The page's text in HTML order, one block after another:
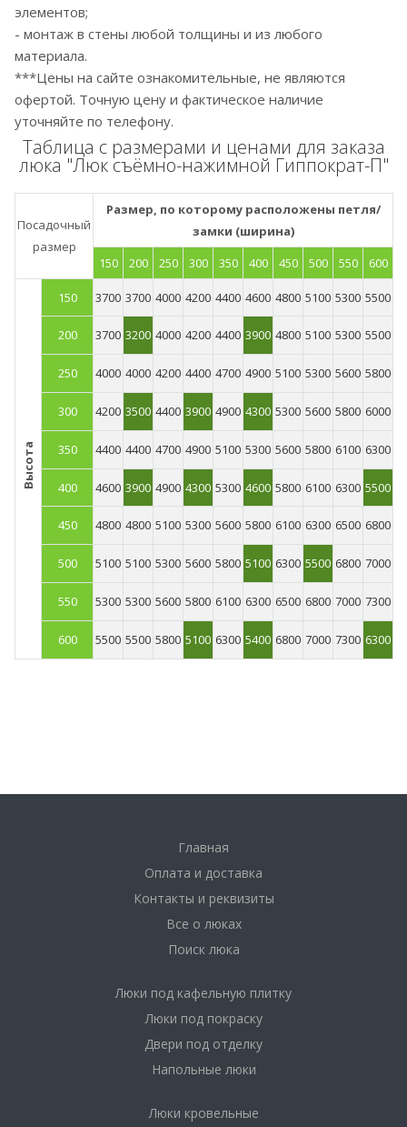
элементов;
- монтаж в стены любой толщины и из любого
материала.
***Цены на сайте ознакомительные, не являются
офертой. Точную цену и фактическое наличие
уточняйте по телефону.
Таблица с размерами и ценами для заказа
люка "Люк съёмно-нажимной Гиппократ-П"
Посадочный
размер
Размер, по которому расположены петля/
замки (ширина)
150
200 250 300 350 400 450 500 550 600
Высота
150 3700 3700 4000 4200 4400 4600 4800 5100 5300 5500
200 3700 3200 4000 4200 4400 3900 4800 5100 5300 5500
250 4000 4000 4200 4400 4700 4900 5100 5300 5600 5800
300 4200 3500 4400 3900 4900 4300 5300 5600 5800 6000
350 4400 4400 4700 4900 5100 5300 5600 5800 6100 6300
400 4600 3900 4900 4300 5300 4600 5800 6100 6300 5500
450 4800 4800 5100 5300 5600 5800 6100 6300 6500 6800
500 5100 5100 5300 5600 5800 5100 6300 5500 6800 7000
550 5300 5300 5600 5800 6100 6300 6500 6800 7000 7300
600 5500 5500 5800 5100 6300 5400 6800 7000 7300 6300
Главная
Оплата и доставка
Контакты и реквизиты
Все о люках
Поиск люка
Люки под кафельную плитку
Люки под покраску
Двери под отделку
Напольные люки
Люки кровельные